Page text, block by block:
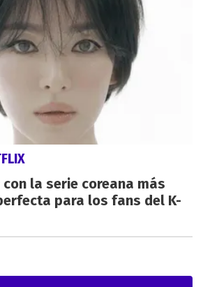
la serie coreana más
para los fans del K-